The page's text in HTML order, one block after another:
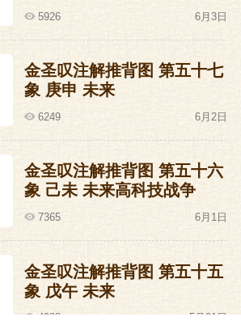
5926 6月3日
金圣叹注解推背图 第五十七
象 庚申 未来
6249 6月2日
金圣叹注解推背图 第五十六
象 己未 未来高科技战争
7365 6月1日
金圣叹注解推背图 第五十五
象 戊午 未来
4988 5月31日